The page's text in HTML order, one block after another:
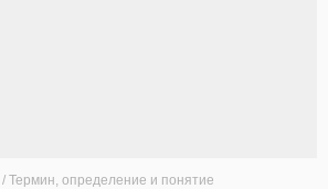
/ Термин, определение и понятие